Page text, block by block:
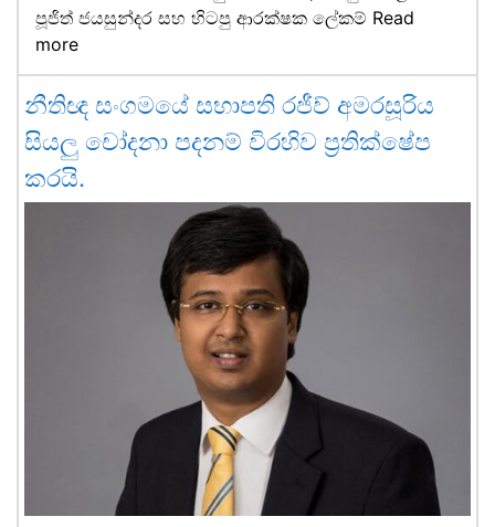
පූජිත් ජයසුන්දර සහ හිටපු ආරක්ෂක ලේකම් Read
more
නීතිඥ සංගමයේ සභාපති රජීව් අමරසූරිය
සියලු චෝදනා පදනම් විරහිව ප්‍රතික්ෂේප
කරයි.